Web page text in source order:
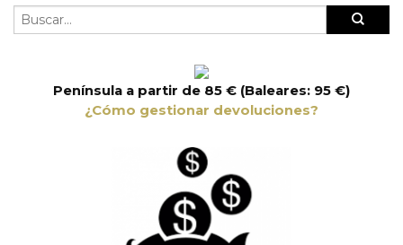
Península a partir de 85 € (Baleares: 95 €)
¿Cómo gestionar devoluciones?